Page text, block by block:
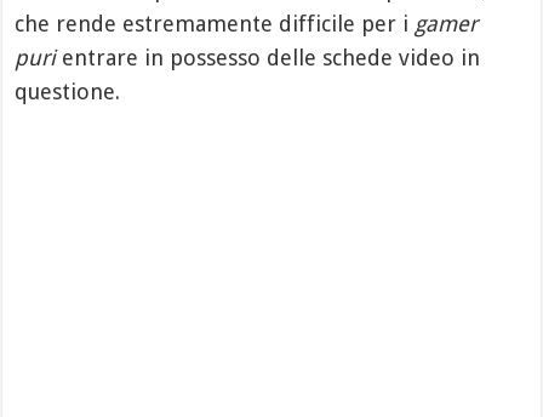
che rende estremamente difficile per i gamer
purientrare in possesso delle schede video in
questione.